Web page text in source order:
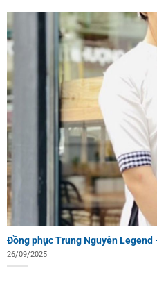
Đồng phục Trung Nguyên
26/09/2025